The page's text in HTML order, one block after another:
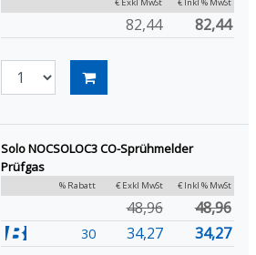
€ Exkl MwSt € Inkl % MwSt
82,44 82,44
Solo NOCSOLOC3 CO-Sprühmelder
Prüfgas
% Rabatt € Exkl MwSt € Inkl % MwSt
48,96 48,96
30 34,27 34,27